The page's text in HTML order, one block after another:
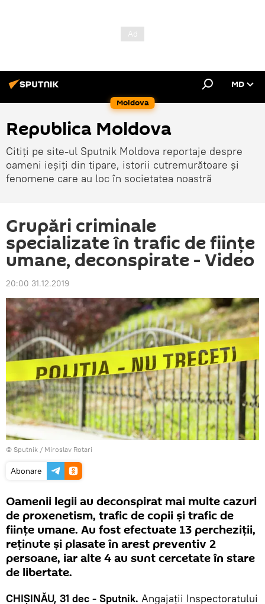
Moldova
MD
Republica Moldova
Citiți pe site-ul Sputnik Moldova reportaje despre
oameni ieșiți din tipare, istorii cutremurătoare și
fenomene care au loc în societatea noastră
Grupări criminale
specializate în trafic de ființe
umane, deconspirate - Video
20:00 31.12.2019
© Sputnik / Miroslav Rotari
Abonare
Oamenii legii au deconspirat mai multe cazuri
de proxenetism, trafic de copii și trafic de
ființe umane. Au fost efectuate 13 percheziții,
reținute și plasate în arest preventiv 2
persoane, iar alte 4 au sunt cercetate în stare
de libertate.
CHIȘINĂU, 31 dec - Sputnik. Angajații Inspectoratului